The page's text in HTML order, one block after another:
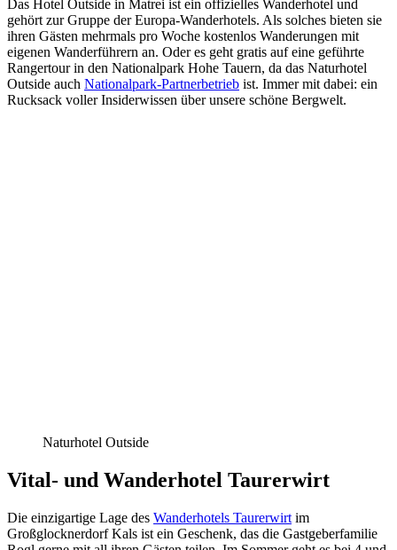
Das Hotel Outside in Matrei ist ein offizielles Wanderhotel und
gehört zur Gruppe der Europa-Wanderhotels. Als solches bieten sie
ihren Gästen mehrmals pro Woche kostenlos Wanderungen mit
eigenen Wanderführern an. Oder es geht gratis auf eine geführte
Rangertour in den Nationalpark Hohe Tauern, da das Naturhotel
Outside auch Nationalpark-Partnerbetrieb ist. Immer mit dabei: ein
Rucksack voller Insiderwissen über unsere schöne Bergwelt.
Naturhotel Outside
Vital- und Wanderhotel Taurerwirt
Die einzigartige Lage des Wanderhotels Taurerwirt im
Großglocknerdorf Kals ist ein Geschenk, das die Gastgeberfamilie